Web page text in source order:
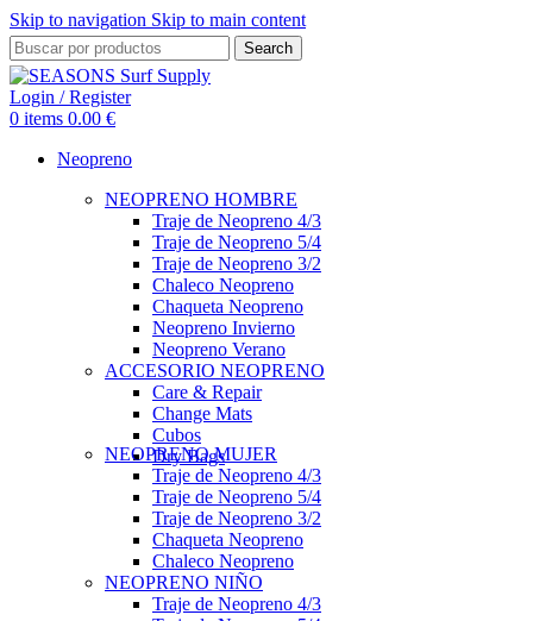
Skip to navigation Skip to main content
Search
Login / Register
0 items 0.00 €
Neopreno
NEOPRENO HOMBRE
Traje de Neopreno 4/3
Traje de Neopreno 5/4
Traje de Neopreno 3/2
Chaleco Neopreno
Chaqueta Neopreno
Neopreno Invierno
Neopreno Verano
ACCESORIO NEOPRENO
Care & Repair
Change Mats
Cubos
Dry Bags
NEOPRENO MUJER
Traje de Neopreno 4/3
Traje de Neopreno 5/4
Traje de Neopreno 3/2
Chaqueta Neopreno
Chaleco Neopreno
NEOPRENO NIÑO
Traje de Neopreno 4/3